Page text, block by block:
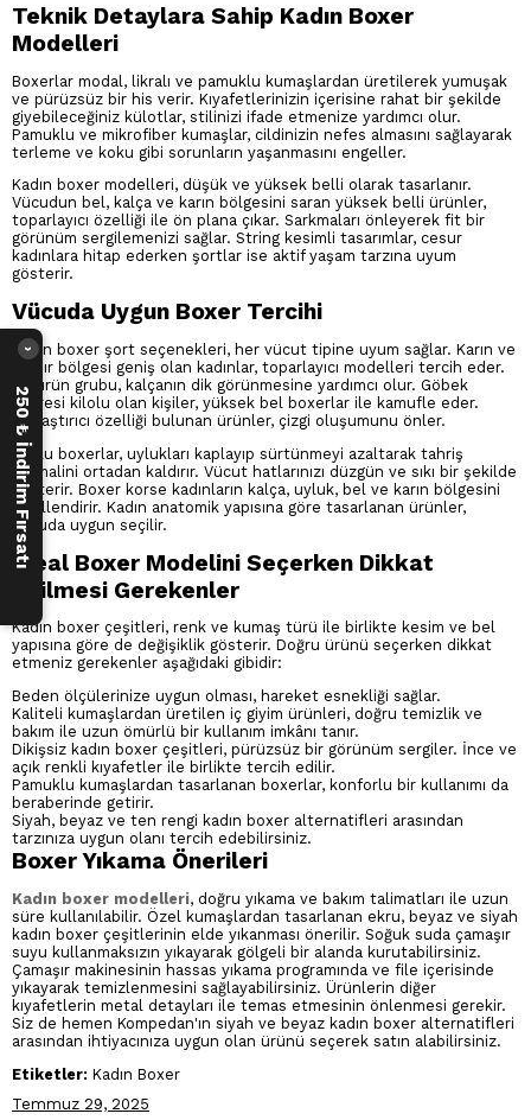
Teknik Detaylara Sahip Kadın Boxer
Modelleri
Boxerlar modal, likralı ve pamuklu kumaşlardan üretilerek yumuşak
ve pürüzsüz bir his verir. Kıyafetlerinizin içerisine rahat bir şekilde
giyebileceğiniz külotlar, stilinizi ifade etmenize yardımcı olur.
Pamuklu ve mikrofiber kumaşlar, cildinizin nefes almasını sağlayarak
terleme ve koku gibi sorunların yaşanmasını engeller.
Kadın boxer modelleri, düşük ve yüksek belli olarak tasarlanır.
Vücudun bel, kalça ve karın bölgesini saran yüksek belli ürünler,
toparlayıcı özelliği ile ön plana çıkar. Sarkmaları önleyerek fit bir
görünüm sergilemenizi sağlar. String kesimli tasarımlar, cesur
kadınlara hitap ederken şortlar ise aktif yaşam tarzına uyum
gösterir.
Vücuda Uygun Boxer Tercihi
Kadın boxer şort seçenekleri, her vücut tipine uyum sağlar. Karın ve
baldır bölgesi geniş olan kadınlar, toparlayıcı modelleri tercih eder.
Bu ürün grubu, kalçanın dik görünmesine yardımcı olur. Göbek
çevresi kilolu olan kişiler, yüksek bel boxerlar ile kamufle eder.
Sıkılaştırıcı özelliği bulunan ürünler, çizgi oluşumunu önler.
Boylu boxerlar, uylukları kaplayıp sürtünmeyi azaltarak tahriş
ihtimalini ortadan kaldırır. Vücut hatlarınızı düzgün ve sıkı bir şekilde
gösterir. Boxer korse kadınların kalça, uyluk, bel ve karın bölgesini
şekillendirir. Kadın anatomik yapısına göre tasarlanan ürünler,
vücuda uygun seçilir.
İdeal Boxer Modelini Seçerken Dikkat
Edilmesi Gerekenler
Kadın boxer çeşitleri, renk ve kumaş türü ile birlikte kesim ve bel
yapısına göre de değişiklik gösterir. Doğru ürünü seçerken dikkat
etmeniz gerekenler aşağıdaki gibidir:
Beden ölçülerinize uygun olması, hareket esnekliği sağlar.
Kaliteli kumaşlardan üretilen iç giyim ürünleri, doğru temizlik ve
bakım ile uzun ömürlü bir kullanım imkânı tanır.
Dikişsiz kadın boxer çeşitleri, pürüzsüz bir görünüm sergiler. İnce ve
açık renkli kıyafetler ile birlikte tercih edilir.
Pamuklu kumaşlardan tasarlanan boxerlar, konforlu bir kullanımı da
beraberinde getirir.
Siyah, beyaz ve ten rengi kadın boxer alternatifleri arasından
tarzınıza uygun olanı tercih edebilirsiniz.
Boxer Yıkama Önerileri
Kadın boxer modelleri, doğru yıkama ve bakım talimatları ile uzun
süre kullanılabilir. Özel kumaşlardan tasarlanan ekru, beyaz ve siyah
kadın boxer çeşitlerinin elde yıkanması önerilir. Soğuk suda çamaşır
suyu kullanmaksızın yıkayarak gölgeli bir alanda kurutabilirsiniz.
Çamaşır makinesinin hassas yıkama programında ve file içerisinde
yıkayarak temizlenmesini sağlayabilirsiniz. Ürünlerin diğer
kıyafetlerin metal detayları ile temas etmesinin önlenmesi gerekir.
Siz de hemen Kompedan'ın siyah ve beyaz kadın boxer alternatifleri
arasından ihtiyacınıza uygun olan ürünü seçerek satın alabilirsiniz.
Etiketler: Kadın Boxer
Temmuz 29, 2025
250 ₺ İndirim Fırsatı
›